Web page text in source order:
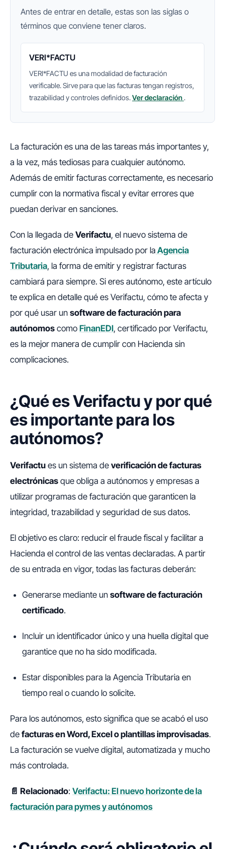
Antes de entrar en detalle, estas son las siglas o
términos que conviene tener claros.
VERI*FACTU
VERI*FACTU es una modalidad de facturación
verificable. Sirve para que las facturas tengan registros,
trazabilidad y controles definidos.Ver declaración .
La facturación es una de las tareas más importantes y,
a la vez, más tediosas para cualquier autónomo.
Además de emitir facturas correctamente, es necesario
cumplir con la normativa fiscal y evitar errores que
puedan derivar en sanciones.
Con la llegada de Verifactu, el nuevo sistema de
facturación electrónica impulsado por la Agencia
Tributaria, la forma de emitir y registrar facturas
cambiará para siempre. Si eres autónomo, este artículo
te explica en detalle qué es Verifactu, cómo te afecta y
por qué usar un software de facturación para
autónomos como FinanEDI, certificado por Verifactu,
es la mejor manera de cumplir con Hacienda sin
complicaciones.
¿Qué es Verifactu y por qué
es importante para los
autónomos?
Verifactu es un sistema de verificación de facturas
electrónicas que obliga a autónomos y empresas a
utilizar programas de facturación que garanticen la
integridad, trazabilidad y seguridad de sus datos.
El objetivo es claro: reducir el fraude fiscal y facilitar a
Hacienda el control de las ventas declaradas. A partir
de su entrada en vigor, todas las facturas deberán:
Generarse mediante un software de facturación
certificado.
Incluir un identificador único y una huella digital que
garantice que no ha sido modificada.
Estar disponibles para la Agencia Tributaria en
tiempo real o cuando lo solicite.
Para los autónomos, esto significa que se acabó el uso
de facturas en Word, Excel o plantillas improvisadas.
La facturación se vuelve digital, automatizada y mucho
más controlada.
📄 Relacionado: Verifactu: El nuevo horizonte de la
facturación para pymes y autónomos